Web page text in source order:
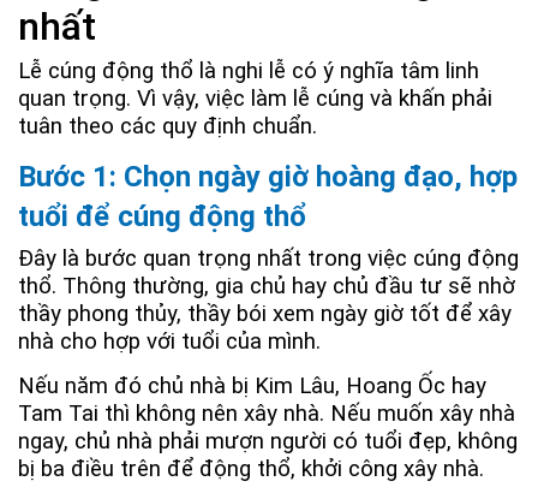
nhất
Lễ cúng động thổ là nghi lễ có ý nghĩa tâm linh
quan trọng. Vì vậy, việc làm lễ cúng và khấn phải
tuân theo các quy định chuẩn.
Bước 1: Chọn ngày giờ hoàng đạo, hợp
tuổi để cúng động thổ
Đây là bước quan trọng nhất trong việc cúng động
thổ. Thông thường, gia chủ hay chủ đầu tư sẽ nhờ
thầy phong thủy, thầy bói xem ngày giờ tốt để xây
nhà cho hợp với tuổi của mình.
Nếu năm đó chủ nhà bị Kim Lâu, Hoang Ốc hay
Tam Tai thì không nên xây nhà. Nếu muốn xây nhà
ngay, chủ nhà phải mượn người có tuổi đẹp, không
bị ba điều trên để động thổ, khởi công xây nhà.